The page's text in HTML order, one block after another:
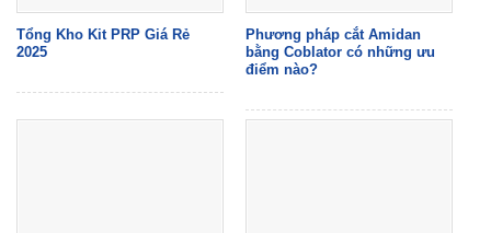
Tổng Kho Kit PRP Giá Rẻ
2025
Phương pháp cắt Amidan
bằng Coblator có những ưu
điểm nào?